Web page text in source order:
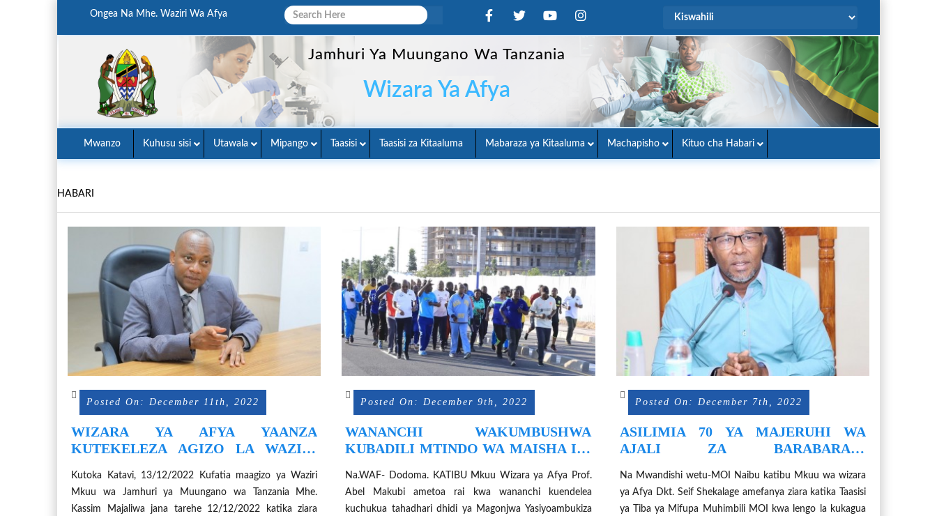
Ongea Na Mhe. Waziri Wa Afya
Jamhuri Ya Muungano Wa Tanzania
Wizara Ya Afya
Mwanzo Kuhusu sisi Utawala Mipango Taasisi Taasisi za Kitaaluma Mabaraza ya Kitaaluma Machapisho Kituo cha Habari
HABARI
Posted On: December 11th, 2022
WIZARA YA AFYA YAANZA
KUTEKELEZA AGIZO LA WAZIRI
MKOA WA KATAVI KUANZA KUTOA
HUDUMA ZA TIBA 1 JANUARI 2023
Kutoka Katavi, 13/12/2022 Kufatia maagizo ya Waziri
Mkuu wa Jamhuri ya Muungano wa Tanzania Mhe.
Kassim Majaliwa jana tarehe 12/12/2022 katika ziara
Posted On: December 9th, 2022
WANANCHI WAKUMBUSHWA
KUBADILI MTINDO WA MAISHA ILI
YASIYOAMBUKIZA- PROF. MAKUBI
Na.WAF- Dodoma. KATIBU Mkuu Wizara ya Afya Prof.
Abel Makubi ametoa rai kwa wananchi kuendelea
kuchukua tahadhari dhidi ya Magonjwa Yasiyoambukiza
Posted On: December 7th, 2022
ASILIMIA 70 YA MAJERUHI WA
AJALI ZA BARABARANI
WANATOKANA NA AJALI ZA
BODABODA
Na Mwandishi wetu-MOI Naibu katibu Mkuu wa wizara
ya Afya Dkt. Seif Shekalage amefanya ziara katika Taasisi
ya Tiba ya Mifupa Muhimbili MOI kwa lengo la kukagua